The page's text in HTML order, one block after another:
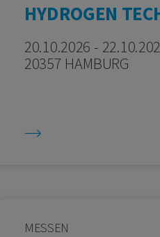
HYDROGEN
20.10.2026 -
20357 HAMBURG
MESSEN